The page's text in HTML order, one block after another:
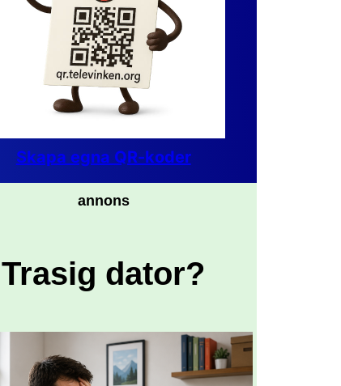
Skapa egna QR-koder
annons
Trasig dator?